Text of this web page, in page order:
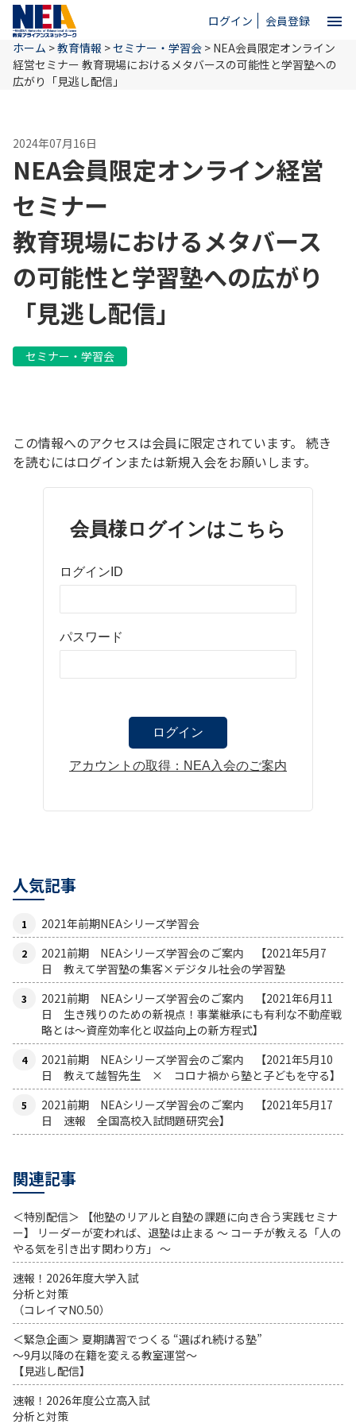
ログイン 会員登録 menu
close
NEAとは
教育情報
お問い合わせ
ホーム >教育情報 >セミナー・学習会 > NEA会員限定オンライン
経営セミナー 教育現場におけるメタバースの可能性と学習塾への
広がり 「見逃し配信」
2024年07月16日
NEA会員限定オンライン経営
セミナー
教育現場におけるメタバース
の可能性と学習塾への広がり
「見逃し配信」
セミナー・学習会
この情報へのアクセスは会員に限定されています。 続き
を読むにはログインまたは新規入会をお願いします。
会員様ログインはこちら
ログインID
パスワード
アカウントの取得：NEA入会のご案内
人気記事
2021年前期NEAシリーズ学習会
2021前期 NEAシリーズ学習会のご案内 【2021年5月7
日 教えて学習塾の集客×デジタル社会の学習塾
2021前期 NEAシリーズ学習会のご案内 【2021年6月11
日 生き残りのための新視点！事業継承にも有利な不動産戦
略とは〜資産効率化と収益向上の新方程式】
2021前期 NEAシリーズ学習会のご案内 【2021年5月10
日 教えて越智先生 × コロナ禍から塾と子どもを守る】
2021前期 NEAシリーズ学習会のご案内 【2021年5月17
日 速報 全国高校入試問題研究会】
関連記事
＜特別配信＞ 【他塾のリアルと自塾の課題に向き合う実践セミナ
ー】 リーダーが変われば、退塾は止まる 〜 コーチが教える「人の
やる気を引き出す関わり方」 〜
速報！2026年度大学入試
分析と対策
（コレイマNO.50）
＜緊急企画＞ 夏期講習でつくる “選ばれ続ける塾”
～9月以降の在籍を変える教室運営～
【見逃し配信】
速報！2026年度公立高入試
分析と対策